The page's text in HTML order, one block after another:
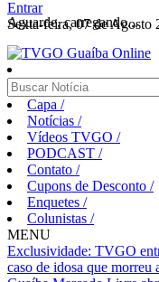
Aguarde, carregando...
Entrar
Sexta-feira, 07 de Agosto
Capa /
Notícias /
Vídeos TVGO /
PODCAST /
Contato /
Cupons de Desconto /
Enquetes /
Colunistas /
MENU
Exclusividade: TVGO
caso de idosa que morreu